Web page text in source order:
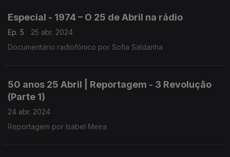
Especial - 1974 – O 25 de Abril na rádio
Ep. 5
25 abr. 2024
Documentário radiofónico por Sofia Saldanha
50 anos 25 Abril | Reportagem - 3 Revolução
(Parte 1)
24 abr. 2024
Reportagem por Isabel Meira